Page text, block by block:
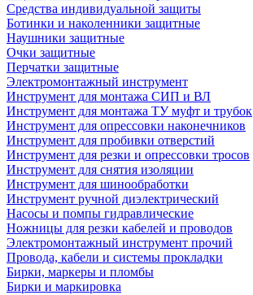
Средства индивидуальной защиты
Ботинки и наколенники защитные
Наушники защитные
Очки защитные
Перчатки защитные
Электромонтажный инструмент
Инструмент для монтажа СИП и ВЛ
Инструмент для монтажа ТУ муфт и трубок
Инструмент для опрессовки наконечников
Инструмент для пробивки отверстий
Инструмент для резки и опрессовки тросов
Инструмент для снятия изоляции
Инструмент для шинообработки
Инструмент ручной диэлектрический
Насосы и помпы гидравлические
Ножницы для резки кабелей и проводов
Электромонтажный инструмент прочий
Провода, кабели и системы прокладки
Бирки, маркеры и пломбы
Бирки и маркировка